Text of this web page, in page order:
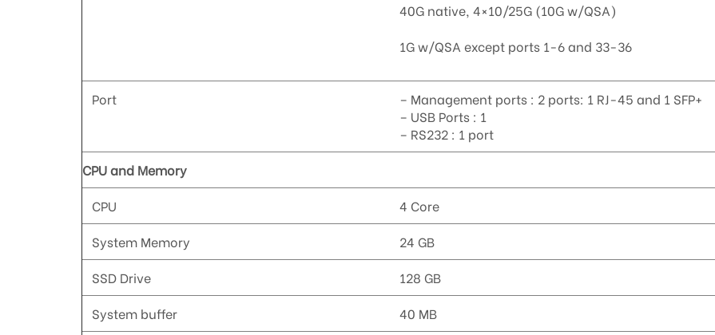
40G native, 4×10/25G (10G w/QSA)
1G w/QSA except ports 1-6 and 33-36
Port
– Management ports : 2 ports: 1 RJ-45 and 1 SFP+
– USB Ports : 1
– RS232 : 1 port
CPU and Memory
CPU
4 Core
System Memory
24 GB
SSD Drive
128 GB
System buffer
40 MB